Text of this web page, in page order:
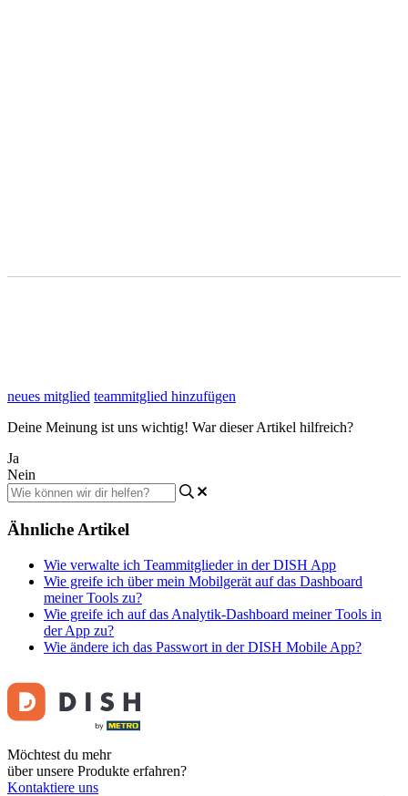
neues mitglied teammitglied hinzufügen
Deine Meinung ist uns wichtig! War dieser Artikel hilfreich?
Ja
Nein
Ähnliche Artikel
Wie verwalte ich Teammitglieder in der DISH App
Wie greife ich über mein Mobilgerät auf das Dashboard
meiner Tools zu?
Wie greife ich auf das Analytik-Dashboard meiner Tools in
der App zu?
Wie ändere ich das Passwort in der DISH Mobile App?
Möchtest du mehr
über unsere Produkte erfahren?
Kontaktiere uns